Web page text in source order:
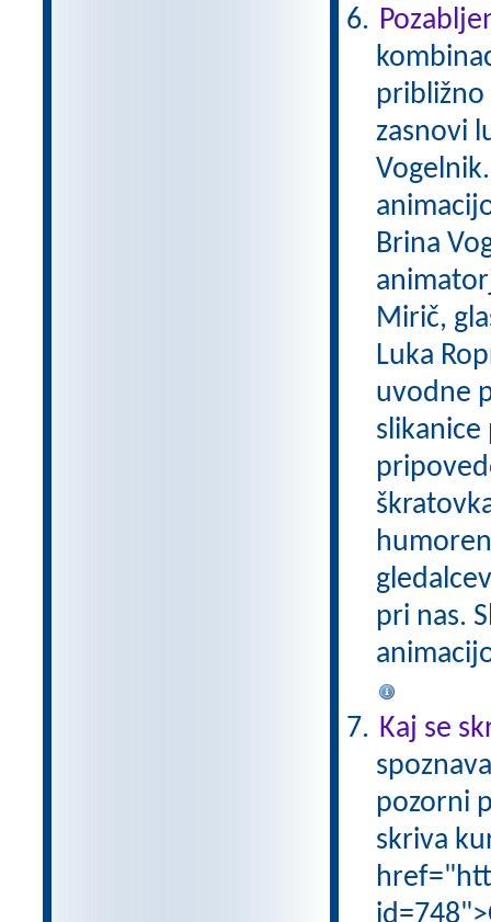
približno
zasnovi
Brina
Mirič,
Luka
uvodne
pri nas.
Kaj se
pozorni
skriva